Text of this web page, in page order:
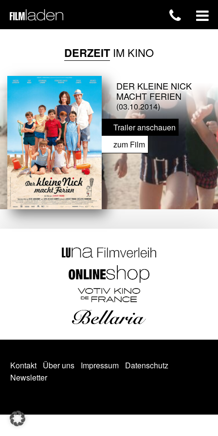
DERZEITIM KINO
DER KLEINE NICK
MACHT FERIEN
(03.10.2014)
Trailer anschauen
zum Film
Kontakt Über uns Impressum
Datenschutz
Newsletter